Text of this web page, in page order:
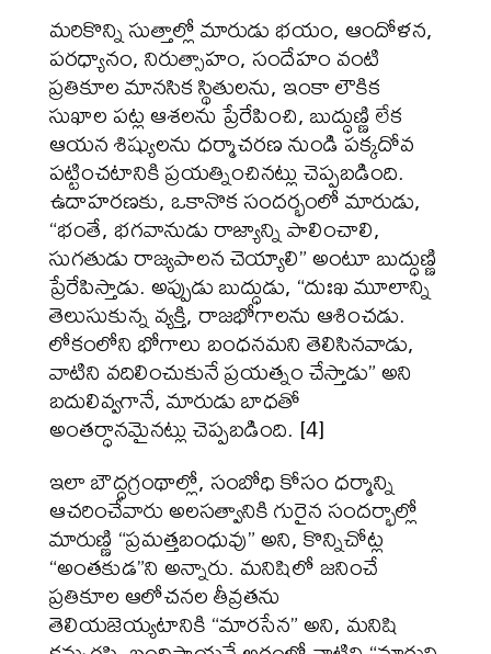
మరికొన్ని సుత్తాల్లో మారుడు భయం, ఆందోళన,
పరధ్యానం, నిరుత్సాహం, సందేహం వంటి
ప్రతికూల మానసిక స్థితులను, ఇంకా లౌకిక
సుఖాల పట్ల ఆశలను ప్రేరేపించి, బుద్ధుణ్ణి లేక
ఆయన శిష్యులను ధర్మాచరణ నుండి పక్కదోవ
పట్టించటానికి ప్రయత్నించినట్లు చెప్పబడింది.
ఉదాహరణకు, ఒకానొక సందర్భంలో మారుడు,
“భంతే, భగవానుడు రాజ్యాన్ని పాలించాలి,
సుగతుడు రాజ్యపాలన చెయ్యాలి” అంటూ బుద్ధుణ్ణి
ప్రేరేపిస్తాడు. అప్పుడు బుద్ధుడు, “దుఃఖ మూలాన్ని
తెలుసుకున్న వ్యక్తి, రాజభోగాలను ఆశించడు.
లోకంలోని భోగాలు బంధనమని తెలిసినవాడు,
వాటిని వదిలించుకునే ప్రయత్నం చేస్తాడు” అని
బదులివ్వగానే, మారుడు బాధతో
అంతర్ధానమైనట్లు చెప్పబడింది. [4]
ఇలా బౌద్ధగ్రంథాల్లో, సంబోధి కోసం ధర్మాన్ని
ఆచరించేవారు అలసత్వానికి గురైన సందర్భాల్లో
మారుణ్ణి “ప్రమత్తబంధువు” అని, కొన్నిచోట్ల
“అంతకుడ”ని అన్నారు. మనిషిలో జనించే
ప్రతికూల ఆలోచనల తీవ్రతను
తెలియజెయ్యటానికి “మారసేన” అని, మనిషి